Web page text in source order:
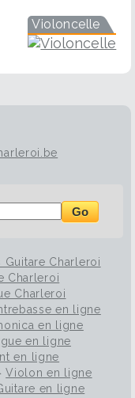
Violoncelle
Go
Guitare Charleroi
Charleroi
Charleroi
en ligne
en ligne
en ligne
en ligne
Violon en ligne
en ligne